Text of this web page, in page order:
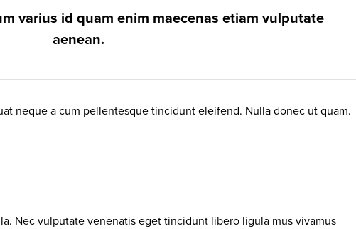
varius id quam enim maecenas etiam vulputate
aenean.
neque a cum pellentesque tincidunt eleifend. Nulla donec ut quam.
Nec vulputate venenatis eget tincidunt libero ligula mus vivamus